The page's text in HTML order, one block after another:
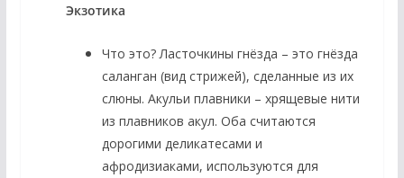
Экзотика
Что это?Ласточкины гнёзда – это гнёзда
саланган (вид стрижей), сделанные из их
слюны. Акульи плавники – хрящевые нити
из плавников акул. Оба считаются
дорогими деликатесами и
афродизиаками, используются для